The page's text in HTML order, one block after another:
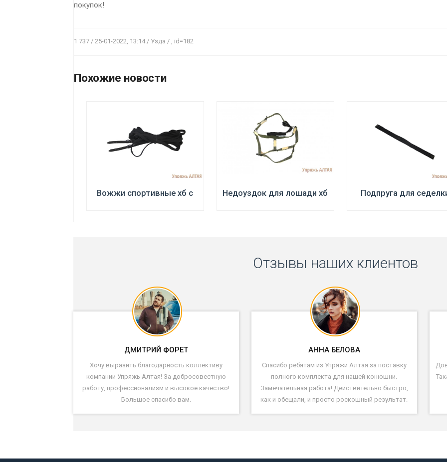
покупок!
1 737 / 25-01-2022, 13:14 / Узда / , id=182
Похожие новости
Вожжи спортивные хб с Недоуздок для лошади хб Подпруга для
Отзывы наших клиентов
ДМИТРИЙ ФОРЕТ
Хочу выразить благодарность коллективу
компании Упряжь Алтая! За добросовестную
работу, профессионализм и высокое качество!
Большое спасибо вам.
АННА БЕЛОВА
Спасибо ребятам из Упряжи Алтая за поставку
полного комплекта для нашей конюшни.
Замечательная работа! Действительно быстро,
как и обещали, и просто роскошный результат.